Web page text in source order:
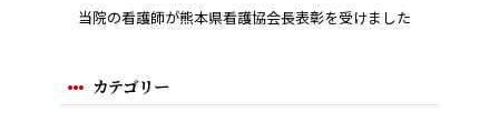
当院の看護師が熊本県看護協会長表彰を受けました
カテゴリー